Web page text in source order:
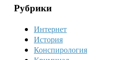
Рубрики
Интернет
История
Конспирология